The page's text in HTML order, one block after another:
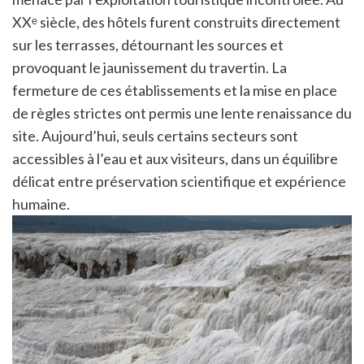
XXᵉ siècle, des hôtels furent construits directement
sur les terrasses, détournant les sources et
provoquant le jaunissement du travertin. La
fermeture de ces établissements et la mise en place
de règles strictes ont permis une lente renaissance du
site. Aujourd’hui, seuls certains secteurs sont
accessibles à l’eau et aux visiteurs, dans un équilibre
délicat entre préservation scientifique et expérience
humaine.